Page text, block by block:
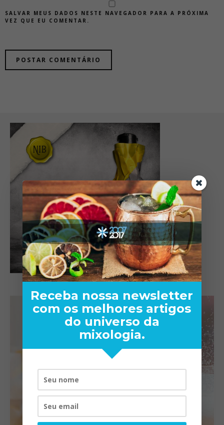
SALVAR MEUS DADOS NESTE NAVEGADOR PARA A PRÓXIMA
VEZ QUE EU COMENTAR.
Receba nossa newsletter
com os melhores artigos
do universo da
mixologia.